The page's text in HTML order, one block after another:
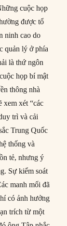
cuộc họp
được tổ
ninh cao do
quản lý ở phía
là thứ ngôn
họp bí mật
thông nhà
xem xét “các
trì và cải
Trung Quốc
thống và
tẻ, nhưng ý
Sự kiểm soát
manh mối đã
có ảnh hưởng
trích từ một